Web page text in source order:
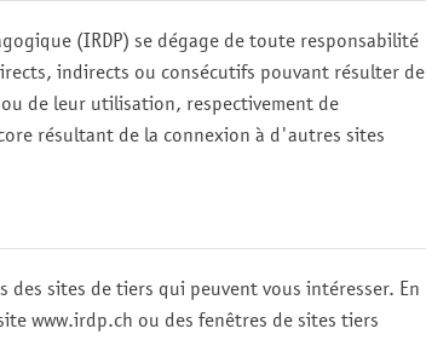
(IRDP) se dégage de toute responsabilité
indirects ou consécutifs pouvant résulter de
ou de leur utilisation, respectivement de
résultant de la connexion à d'autres sites
des sites de tiers qui peuvent vous intéresser. En
www.irdp.ch ou des fenêtres de sites tiers